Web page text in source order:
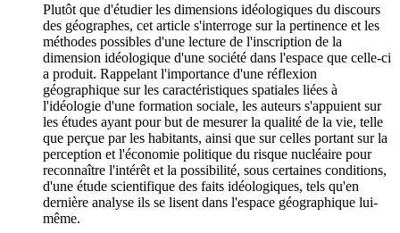
Plutôt que d'étudier les dimensions idéologiques du discours
des géographes, cet article s'interroge sur la pertinence et les
méthodes possibles d'une lecture de l'inscription de la
dimension idéologique d'une société dans l'espace que celle-ci
a produit. Rappelant l'importance d'une réflexion
géographique sur les caractéristiques spatiales liées à
l'idéologie d'une formation sociale, les auteurs s'appuient sur
les études ayant pour but de mesurer la qualité de la vie, telle
que perçue par les habitants, ainsi que sur celles portant sur la
perception et l'économie politique du risque nucléaire pour
reconnaître l'intérêt et la possibilité, sous certaines conditions,
d'une étude scientifique des faits idéologiques, tels qu'en
dernière analyse ils se lisent dans l'espace géographique lui-
même.